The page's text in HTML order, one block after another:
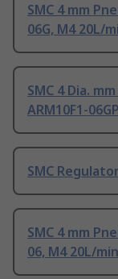
SMC 4 mm
06G, M4 20L/
SMC 4 Dia.
ARM10F1-
SMC
SMC 4 mm
06, M4 20L/